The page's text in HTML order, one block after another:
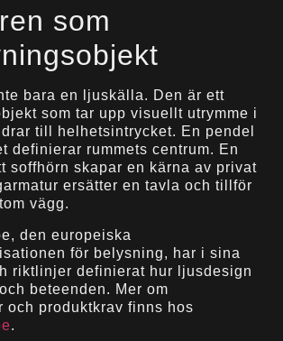
som
bara en ljuskälla. Den är ett
som tar upp visuellt utrymme i
till helhetsintrycket. En pendel
definierar rummets centrum. En
soffhörn skapar en kärna av privat
ersätter en tavla och tillför
vägg.
den europeiska
för belysning, har i sina
riktlinjer definierat hur ljusdesign
beteenden. Mer om
och produktkrav finns hos
.